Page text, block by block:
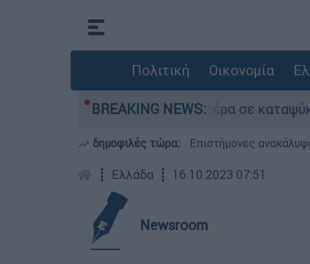
Πολιτική Οικονομία
BREAKING NEWS:
είχε τον νεκρό του πατέρα σε καταψύκτη
δημοφιλές τώρα: Επιστήμονες
┋ Ελλάδα ┋ 16.10.2023 07:51
Newsroom